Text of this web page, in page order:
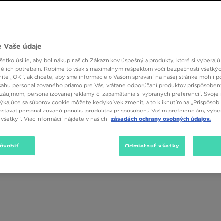
Pohlavie 1 Značka
Vaše údaje
úsilie, aby bol nákup našich Zákazníkov úspešný a produkty, ktoré si vyberajú
ich potrebám. Robíme to však s maximálnym rešpektom voči bezpečnosti
„OK”, ak chcete, aby sme informácie o Vašom správaní na našej stránke mohli
personalizovaného priamo pre Vás, vrátane odporúčaní produktov
personalizovanej reklamy či zapamätania si vybraných preferencií. Svoje
sa súborov cookie môžete kedykoľvek zmeniť, a to kliknutím na
personalizovanú ponuku produktov prispôsobenú Vašim preferenciám,
Viac informácií nájdete v našich
zásadách ochrany osobných údajov.
Odmietnuť všetky